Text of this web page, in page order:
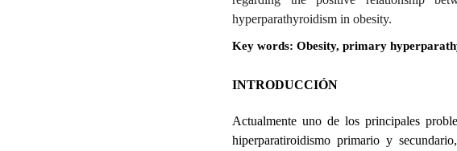
hyperparathyroidism in obesity.
Key words: Obesity, primary
INTRODUCCIÓN
Actualmente uno de los principales
hiperparatiroidismo primario y